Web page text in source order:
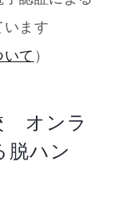
います
て ）
オンラ
脱ハン